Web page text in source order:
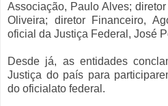
Associação, Paulo Alves;
Oliveira; diretor Financeiro,
oficial da Justiça Federal, José
Desde já, as entidades
Justiça do país para
do oficialato federal.